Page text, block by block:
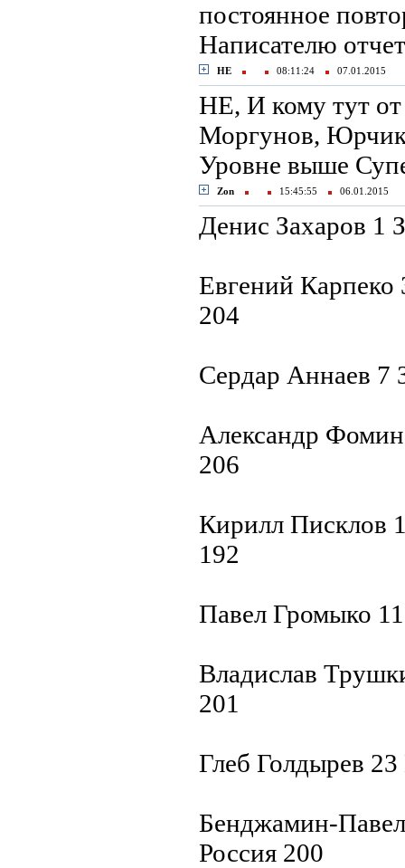
постоянное
Написателю
НЕ 08:11:24 07.01.2015
НЕ, И кому тут
Моргунов, Юрчик
Уровне выше
Zon 15:45:55 06.01.2015
Денис Захаров 1
Евгений
204
Сердар Аннаев 7
Александр
206
Кирилл Писклов
192
Павел Громыко
Владислав
201
Глеб Голдырев
Бенджамин-
Россия 200